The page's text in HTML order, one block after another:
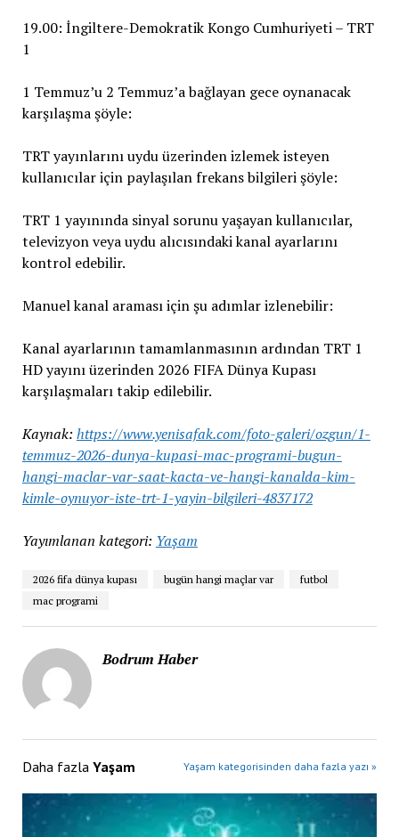
19.00: İngiltere-Demokratik Kongo Cumhuriyeti – TRT
1
1 Temmuz’u 2 Temmuz’a bağlayan gece oynanacak
karşılaşma şöyle:
TRT yayınlarını uydu üzerinden izlemek isteyen
kullanıcılar için paylaşılan frekans bilgileri şöyle:
TRT 1 yayınında sinyal sorunu yaşayan kullanıcılar,
televizyon veya uydu alıcısındaki kanal ayarlarını
kontrol edebilir.
Manuel kanal araması için şu adımlar izlenebilir:
Kanal ayarlarının tamamlanmasının ardından TRT 1
HD yayını üzerinden 2026 FIFA Dünya Kupası
karşılaşmaları takip edilebilir.
Kaynak: https://www.yenisafak.com/foto-galeri/ozgun/1-
temmuz-2026-dunya-kupasi-mac-programi-bugun-
hangi-maclar-var-saat-kacta-ve-hangi-kanalda-kim-
kimle-oynuyor-iste-trt-1-yayin-bilgileri-4837172
Yayımlanan kategori: Yaşam
2026 fifa dünya kupası bugün hangi maçlar var
futbol
mac programi
Bodrum Haber
Daha fazla Yaşam Yaşam kategorisinden daha fazla yazı »